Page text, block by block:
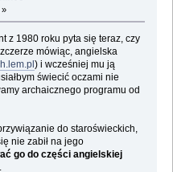
»
z 1980 roku pyta się teraz, czy
mówiąc, angielska
) i wcześniej mu ją
świecić oczami nie
archaicznego programu od
do staroświeckich,
nie zabił na jego
go do części angielskiej